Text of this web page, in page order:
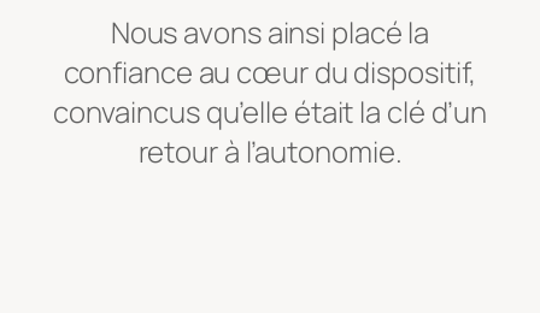
Nous avons ainsi placé la
confiance au cœur du dispositif,
convaincus qu’elle était la clé d’un
retour à l’autonomie.